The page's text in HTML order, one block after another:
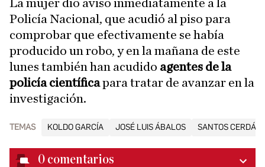
La mujer dio aviso inmediatamente a la
Policía Nacional, que acudió al piso para
comprobar que efectivamente se había
producido un robo, y en la mañana de este
lunes también han acudido agentes de la
policía científicapara tratar de avanzar en la
investigación.
TEMAS KOLDO GARCÍA JOSÉ LUIS ÁBALOS SANTOS CERDÁN
0 comentarios